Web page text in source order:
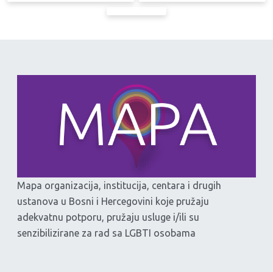
Mapa organizacija, institucija, centara i drugih
ustanova u Bosni i Hercegovini koje pružaju
adekvatnu potporu, pružaju usluge i/ili su
senzibilizirane za rad sa LGBTI osobama